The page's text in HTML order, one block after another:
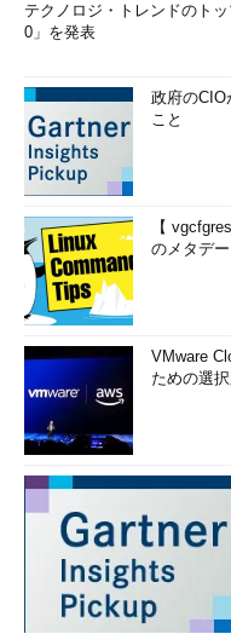
テクノロジ・トレンドのト
0」を発表
政府のCIO
こと
【
のメタデ
VMware
ための選